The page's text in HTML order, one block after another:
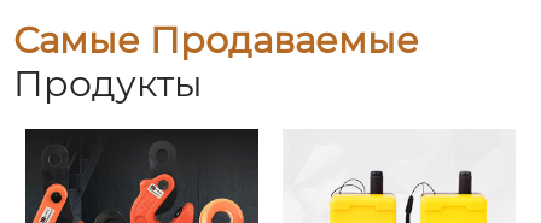
Самые Продаваемые
Продукты